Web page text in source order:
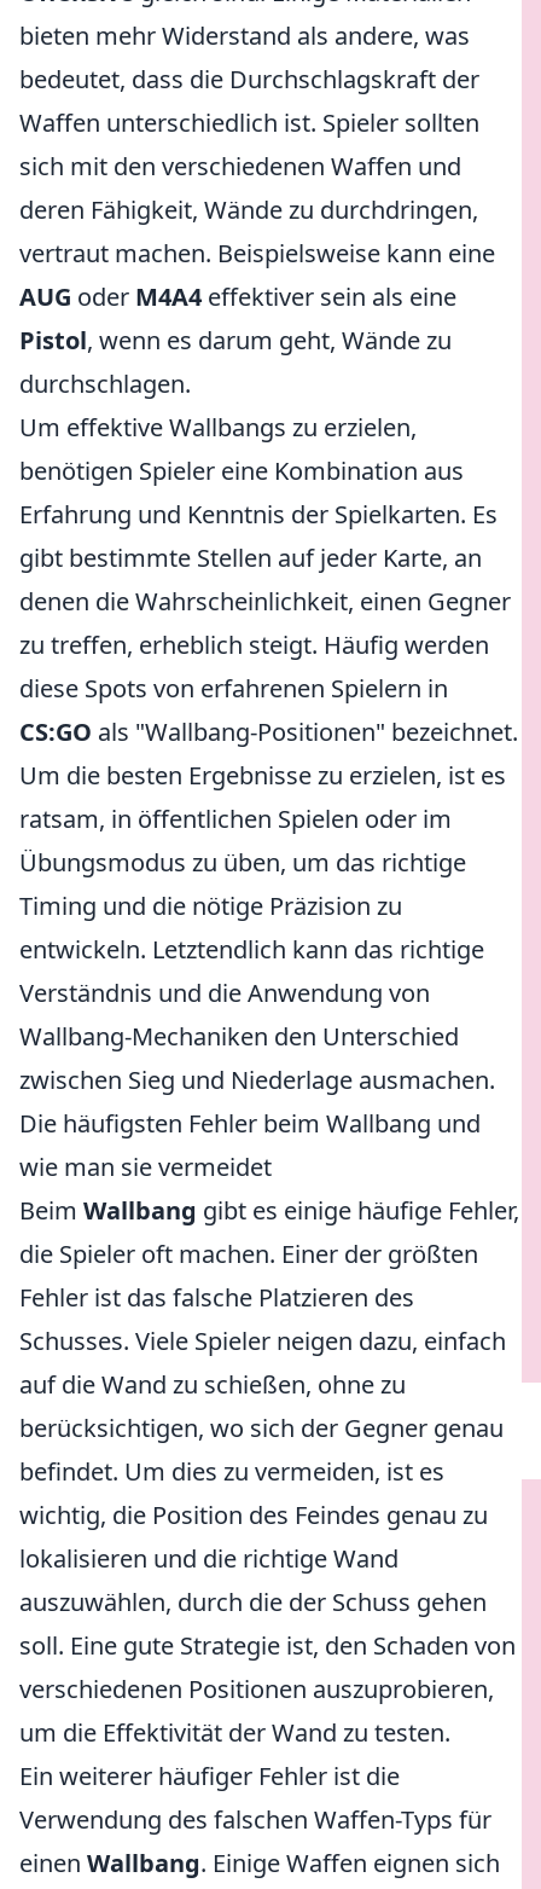
bieten mehr Widerstand als andere, was
bedeutet, dass die Durchschlagskraft der
Waffen unterschiedlich ist. Spieler sollten
sich mit den verschiedenen Waffen und
deren Fähigkeit, Wände zu durchdringen,
vertraut machen. Beispielsweise kann eine
AUG oder M4A4 effektiver sein als eine
Pistol, wenn es darum geht, Wände zu
durchschlagen.
Um effektive Wallbangs zu erzielen,
benötigen Spieler eine Kombination aus
Erfahrung und Kenntnis der Spielkarten. Es
gibt bestimmte Stellen auf jeder Karte, an
denen die Wahrscheinlichkeit, einen Gegner
zu treffen, erheblich steigt. Häufig werden
diese Spots von erfahrenen Spielern in
CS:GO als "Wallbang-Positionen" bezeichnet.
Um die besten Ergebnisse zu erzielen, ist es
ratsam, in öffentlichen Spielen oder im
Übungsmodus zu üben, um das richtige
Timing und die nötige Präzision zu
entwickeln. Letztendlich kann das richtige
Verständnis und die Anwendung von
Wallbang-Mechaniken den Unterschied
zwischen Sieg und Niederlage ausmachen.
Die häufigsten Fehler beim Wallbang und
wie man sie vermeidet
Beim Wallbang gibt es einige häufige Fehler,
die Spieler oft machen. Einer der größten
Fehler ist das falsche Platzieren des
Schusses. Viele Spieler neigen dazu, einfach
auf die Wand zu schießen, ohne zu
berücksichtigen, wo sich der Gegner genau
befindet. Um dies zu vermeiden, ist es
wichtig, die Position des Feindes genau zu
lokalisieren und die richtige Wand
auszuwählen, durch die der Schuss gehen
soll. Eine gute Strategie ist, den Schaden von
verschiedenen Positionen auszuprobieren,
um die Effektivität der Wand zu testen.
Ein weiterer häufiger Fehler ist die
Verwendung des falschen Waffen-Typs für
einen Wallbang. Einige Waffen eignen sich